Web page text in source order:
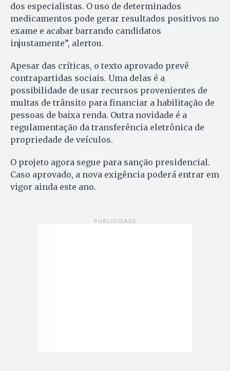
dos especialistas. O uso de determinados
medicamentos pode gerar resultados positivos no
exame e acabar barrando candidatos
injustamente”, alertou.
Apesar das críticas, o texto aprovado prevê
contrapartidas sociais. Uma delas é a
possibilidade de usar recursos provenientes de
multas de trânsito para financiar a habilitação de
pessoas de baixa renda. Outra novidade é a
regulamentação da transferência eletrônica de
propriedade de veículos.
O projeto agora segue para sanção presidencial.
Caso aprovado, a nova exigência poderá entrar em
vigor ainda este ano.